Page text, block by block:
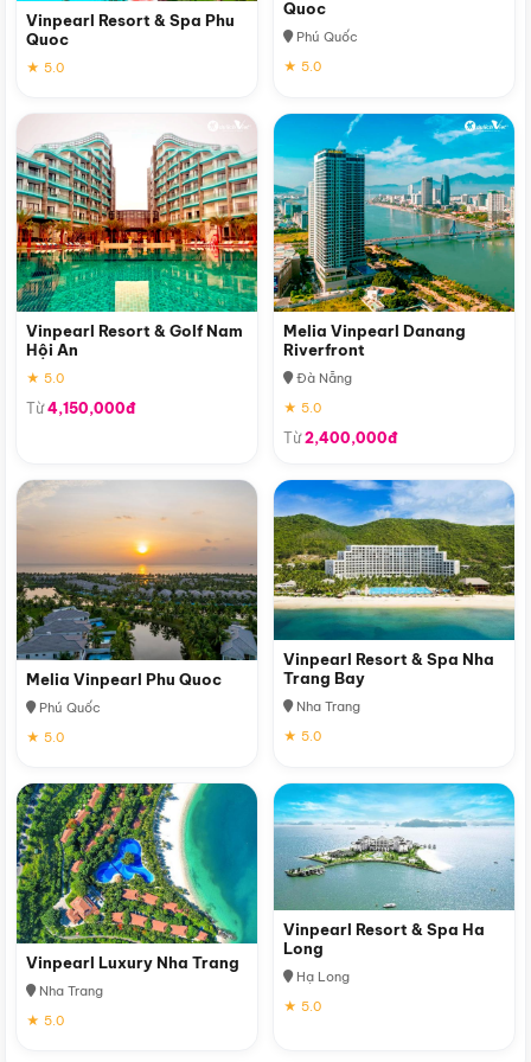
Vinpearl Resort & Spa Phu
Quoc
★ 5.0
Quoc
Phú Quốc
★ 5.0
Vinpearl Resort & Golf Nam
Hội An
★ 5.0
Từ4,150,000đ
Melia Vinpearl Danang
Riverfront
Đà Nẵng
★ 5.0
Từ2,400,000đ
Melia Vinpearl Phu Quoc
Phú Quốc
★ 5.0
Vinpearl Resort & Spa Nha
Trang Bay
Nha Trang
★ 5.0
Vinpearl Luxury Nha Trang
Nha Trang
★ 5.0
Vinpearl Resort & Spa Ha
Long
Hạ Long
★ 5.0